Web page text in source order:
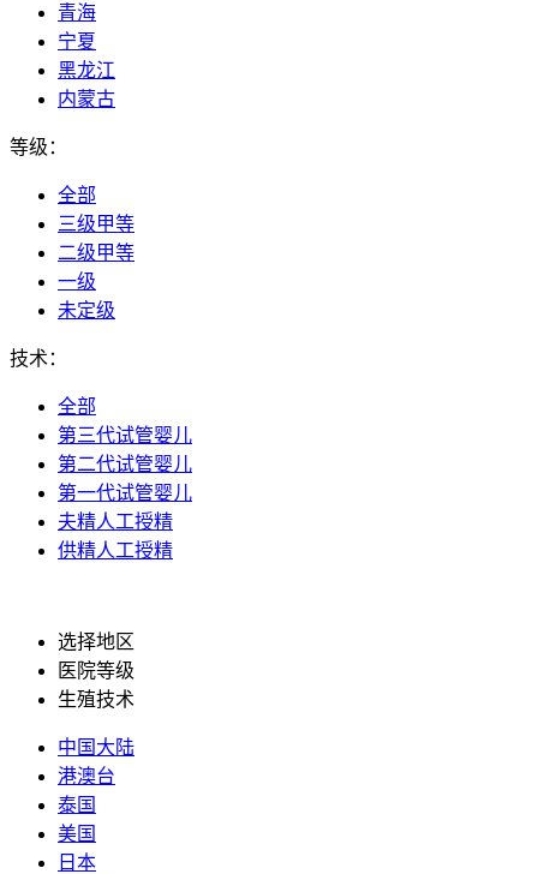
青海
宁夏
黑龙江
内蒙古
等级：
全部
三级甲等
二级甲等
一级
未定级
技术：
全部
第三代试管婴儿
第二代试管婴儿
第一代试管婴儿
夫精人工授精
供精人工授精
选择地区
医院等级
生殖技术
中国大陆
港澳台
泰国
美国
日本